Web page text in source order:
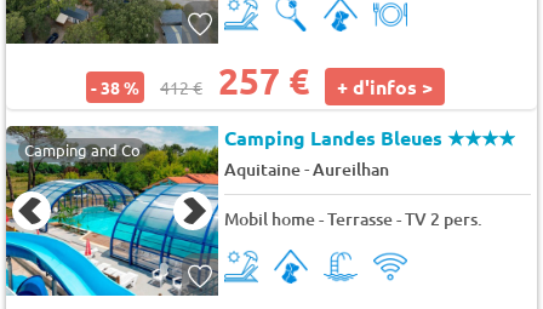
- 38 % 412 € 257 € + d'infos >
Camping and Co Camping Landes Bleues★★★★
Aquitaine-Aureilhan
Mobil home - Terrasse - TV 2 pers.